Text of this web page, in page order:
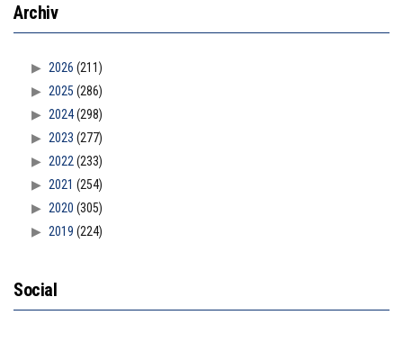
Archiv
2026 (211)
2025 (286)
2024(298)
2023 (277)
2022 (233)
2021 (254)
2020 (305)
2019 (224)
Social